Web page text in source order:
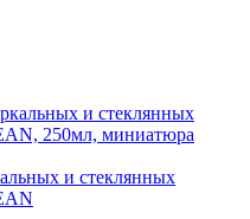
и стеклянных